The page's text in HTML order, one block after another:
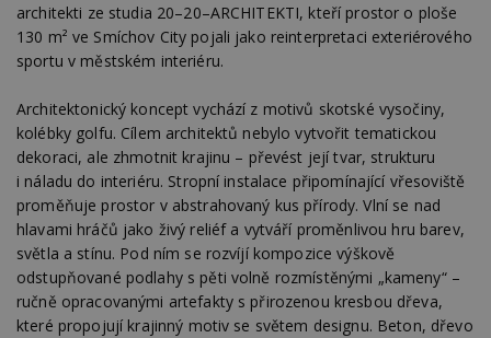
architekti ze studia 20–20–ARCHITEKTI, kteří prostor o ploše
130 m² ve Smíchov City pojali jako reinterpretaci exteriérového
sportu v městském interiéru.
Architektonický koncept vychází z motivů skotské vysočiny,
kolébky golfu. Cílem architektů nebylo vytvořit tematickou
dekoraci, ale zhmotnit krajinu – převést její tvar, strukturu
i náladu do interiéru. Stropní instalace připomínající vřesoviště
proměňuje prostor v abstrahovaný kus přírody. Vlní se nad
hlavami hráčů jako živý reliéf a vytváří proměnlivou hru barev,
světla a stínu. Pod ním se rozvíjí kompozice výškově
odstupňované podlahy s pěti volně rozmístěnými „kameny“ –
ručně opracovanými artefakty s přirozenou kresbou dřeva,
které propojují krajinný motiv se světem designu. Beton, dřevo